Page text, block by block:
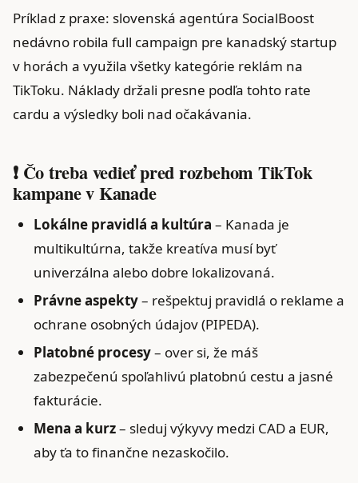
Príklad z praxe: slovenská agentúra SocialBoost
nedávno robila full campaign pre kanadský startup
v horách a využila všetky kategórie reklám na
TikToku. Náklady držali presne podľa tohto rate
cardu a výsledky boli nad očakávania.
❗ Čo treba vedieť pred rozbehom TikTok
kampane v Kanade
Lokálne pravidlá a kultúra – Kanada je
multikultúrna, takže kreatíva musí byť
univerzálna alebo dobre lokalizovaná.
Právne aspekty– rešpektuj pravidlá o reklame a
ochrane osobných údajov (PIPEDA).
Platobné procesy– over si, že máš
zabezpečenú spoľahlivú platobnú cestu a jasné
fakturácie.
Mena a kurz– sleduj výkyvy medzi CAD a EUR,
aby ťa to finančne nezaskočilo.